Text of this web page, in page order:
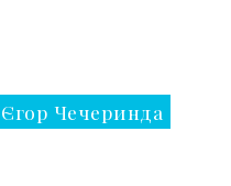
Єгор Чечеринда